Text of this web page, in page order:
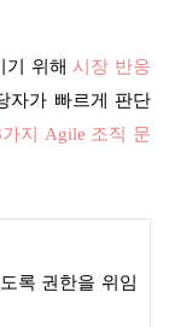
기 위해시장 반응
자가 빠르게 판단
지 Agile 조직 문
록 권한을 위임